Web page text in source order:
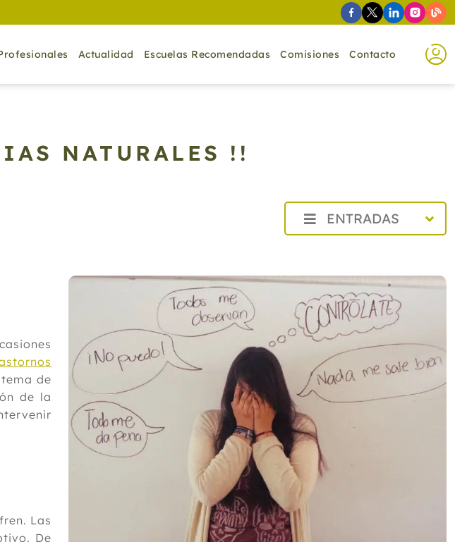
Actualidad Escuelas Recomendadas Comisiones Contacto
NATURALES !!
ENTRADAS
2025
2024
2023
2022
2021
2020
Diciembre
Noviembre
Octubre
Septiembre
Agosto
Julio
Junio
de
de la
Las
De